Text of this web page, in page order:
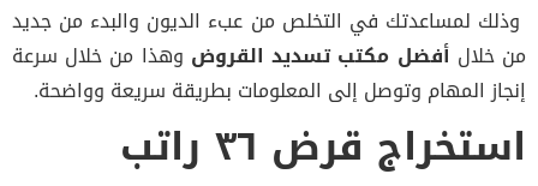
وذلك لمساعدتك في التخلص من عبء الديون والبدء من جديد
من خلال أفضل مكتب تسديد القروض وهذا من خلال سرعة
إنجاز المهام وتوصل إلى المعلومات بطريقة سريعة وواضحة.
استخراج قرض ٣٦ راتب